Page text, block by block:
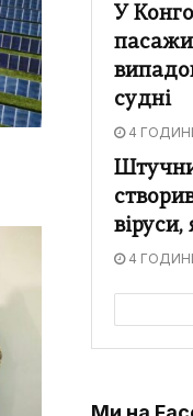
У
судні
4
4